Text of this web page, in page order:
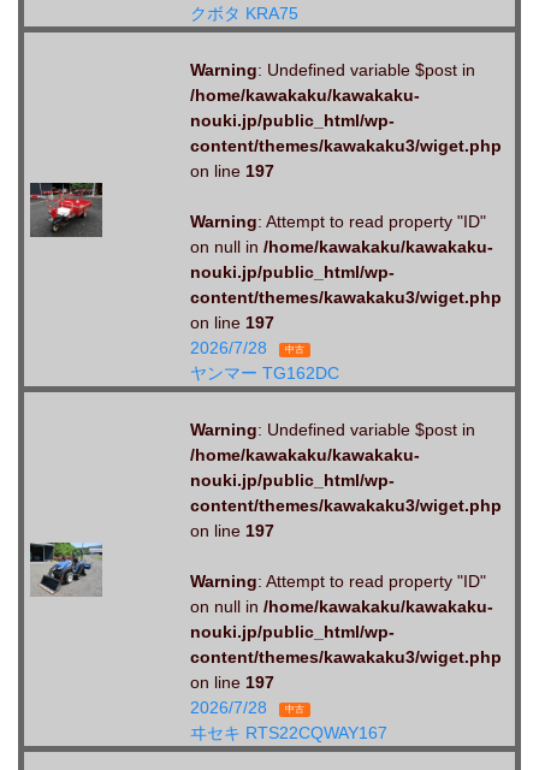
クボタ KRA75
Warning: Undefined variable $post in
/home/kawakaku/kawakaku-
nouki.jp/public_html/wp-
content/themes/kawakaku3/wiget.php
on line 197
Warning: Attempt to read property "ID"
on null in /home/kawakaku/kawakaku-
nouki.jp/public_html/wp-
content/themes/kawakaku3/wiget.php
on line 197
2026/7/28
中古
ヤンマー TG162DC
Warning: Undefined variable $post in
/home/kawakaku/kawakaku-
nouki.jp/public_html/wp-
content/themes/kawakaku3/wiget.php
on line 197
Warning: Attempt to read property "ID"
on null in /home/kawakaku/kawakaku-
nouki.jp/public_html/wp-
content/themes/kawakaku3/wiget.php
on line 197
2026/7/28
中古
ヰセキ RTS22CQWAY167